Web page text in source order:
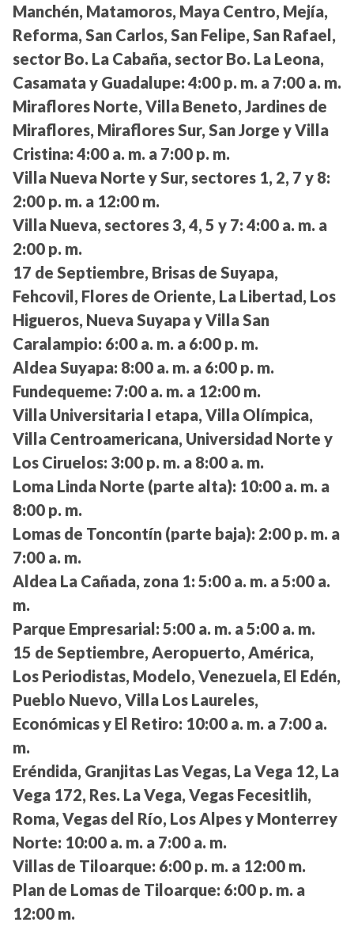
Manchén, Matamoros, Maya Centro, Mejía,
Reforma, San Carlos, San Felipe, San Rafael,
sector Bo. La Cabaña, sector Bo. La Leona,
Casamata y Guadalupe: 4:00 p. m. a 7:00 a. m.
Miraflores Norte, Villa Beneto, Jardines de
Miraflores, Miraflores Sur, San Jorge y Villa
Cristina: 4:00 a. m. a 7:00 p. m.
Villa Nueva Norte y Sur, sectores 1, 2, 7 y 8:
2:00 p. m. a 12:00 m.
Villa Nueva, sectores 3, 4, 5 y 7: 4:00 a. m. a
2:00 p. m.
17 de Septiembre, Brisas de Suyapa,
Fehcovil, Flores de Oriente, La Libertad, Los
Higueros, Nueva Suyapa y Villa San
Caralampio: 6:00 a. m. a 6:00 p. m.
Aldea Suyapa: 8:00 a. m. a 6:00 p. m.
Fundequeme: 7:00 a. m. a 12:00 m.
Villa Universitaria I etapa, Villa Olímpica,
Villa Centroamericana, Universidad Norte y
Los Ciruelos: 3:00 p. m. a 8:00 a. m.
Loma Linda Norte (parte alta): 10:00 a. m. a
8:00 p. m.
Lomas de Toncontín (parte baja): 2:00 p. m. a
7:00 a. m.
Aldea La Cañada, zona 1: 5:00 a. m. a 5:00 a.
m.
Parque Empresarial: 5:00 a. m. a 5:00 a. m.
15 de Septiembre, Aeropuerto, América,
Los Periodistas, Modelo, Venezuela, El Edén,
Pueblo Nuevo, Villa Los Laureles,
Económicas y El Retiro: 10:00 a. m. a 7:00 a.
m.
Eréndida, Granjitas Las Vegas, La Vega 12, La
Vega 172, Res. La Vega, Vegas Fecesitlih,
Roma, Vegas del Río, Los Alpes y Monterrey
Norte: 10:00 a. m. a 7:00 a. m.
Villas de Tiloarque: 6:00 p. m. a 12:00 m.
Plan de Lomas de Tiloarque: 6:00 p. m. a
12:00 m.